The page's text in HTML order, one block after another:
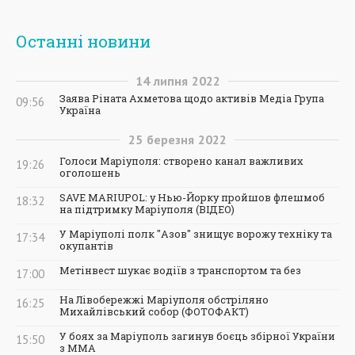
Останні новини
14 липня 2022
09:56
Заява Ріната Ахметова щодо активів Медіа Група
Україна
25 березня 2022
19:26
Голоси Маріуполя: створено канал важливих
оголошень
18:32
SAVE MARIUPOL: у Нью-Йорку пройшов флешмоб
на підтримку Маріуполя (ВІДЕО)
17:34
У Маріуполі полк "Азов" знищує ворожу техніку та
окупантів
17:00 Метінвест шукає водіїв з транспортом та без
16:25
На Лівобережжі Маріуполя обстріляно
Михайлівський собор (ФОТОФАКТ)
15:50
У боях за Маріуполь загинув боєць збірної України
з ММА